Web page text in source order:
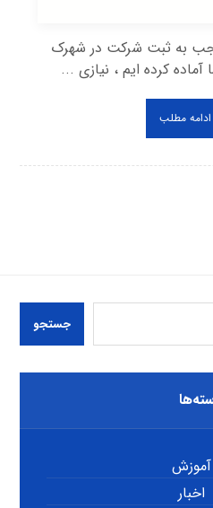
به ثبت شرکت در شهرک
کرده ایم ، نیازی ...
ادامه مطلب
جستجو
آموزش
اخبار